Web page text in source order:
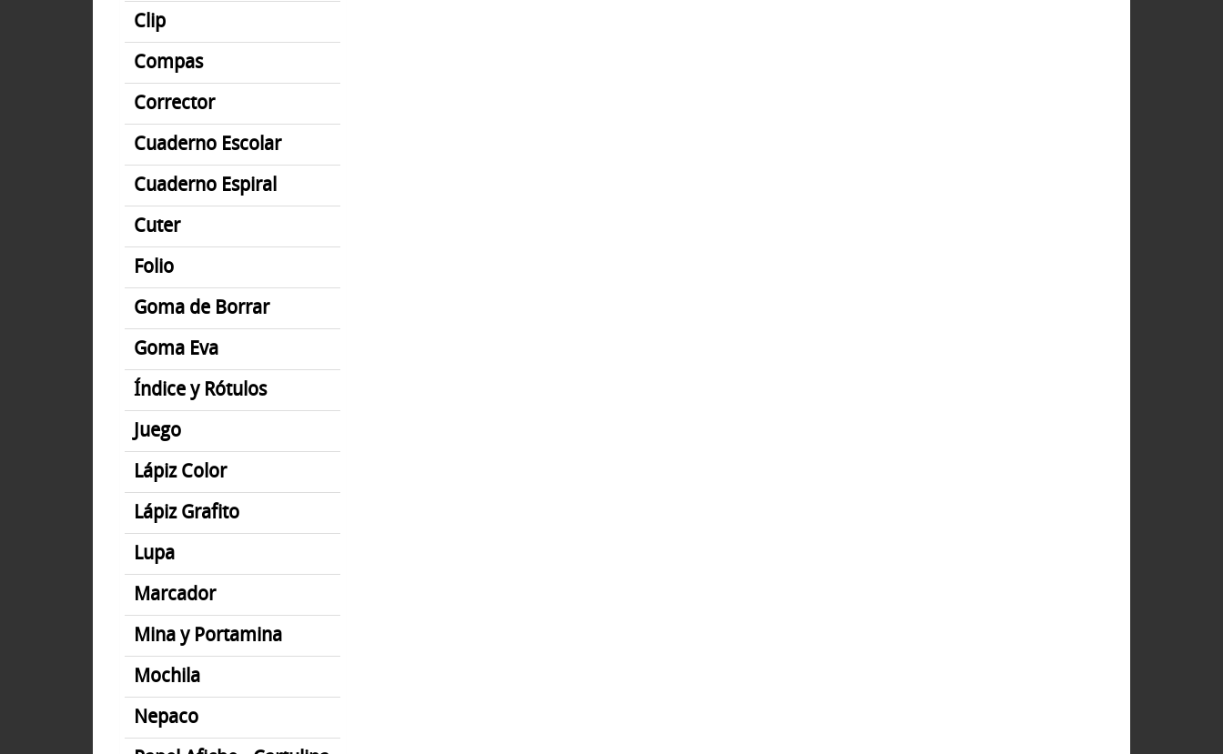
Clip
Compas
Corrector
Cuaderno Escolar
Cuaderno Espiral
Cuter
Folio
Goma de Borrar
Goma Eva
Índice y Rótulos
Juego
Lápiz Color
Lápiz Grafito
Lupa
Marcador
Mina y Portamina
Mochila
Nepaco